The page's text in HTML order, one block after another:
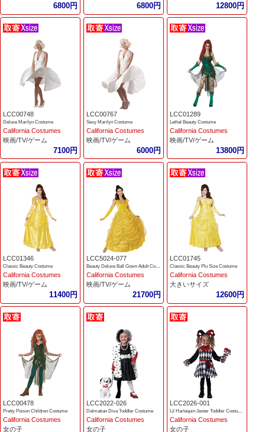
6800円 6800円 12800円
LCC00748
Deluxe Marilyn Costume
California Costumes
映画/TV/ゲーム
7100円
LCC00767
Sexy Marilyn Costume
California Costumes
映画/TV/ゲーム
6000円
LCC01289
Lethal Beauty Costume
California Costumes
映画/TV/ゲーム
13800円
LCC01346
Classic Beauty Costume
California Costumes
映画/TV/ゲーム
11400円
LCC5024-077
Beauty Deluxe Ball Gown Adult Costume
California Costumes
映画/TV/ゲーム
21700円
LCC01745
Classic Beauty Plu Size Costume
California Costumes
大きいサイズ
12600円
LCC00478
Pretty Poison Children Costume
California Costumes
女の子
LCC2022-026
Dalmatian Diva Toddler Costume
California Costumes
女の子
LCC2026-001
California Costumes
女の子